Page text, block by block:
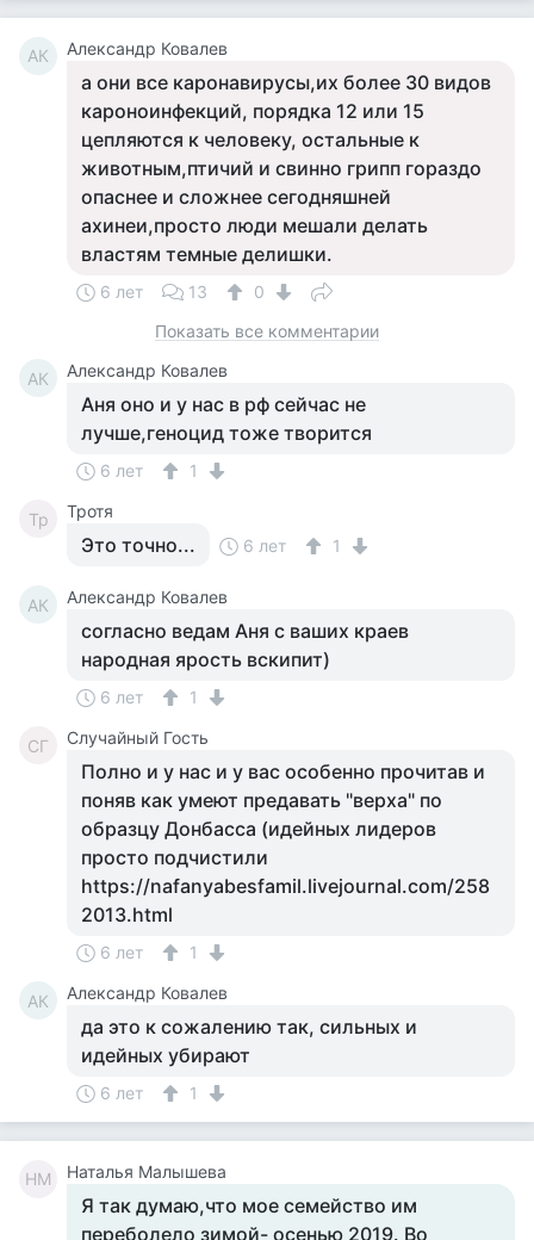
АК Александр Ковалев
а они все каронавирусы,их более 30 видов
кароноинфекций, порядка 12 или 15
цепляются к человеку, остальные к
животным,птичий и свинно грипп гораздо
опаснее и сложнее сегодняшней
ахинеи,просто люди мешали делать
властям темные делишки.
6 лет 13
0
Показать все комментарии
АК Александр Ковалев
Аня оно и у нас в рф сейчас не
лучше,геноцид тоже творится
6 лет 1
Тр Тротя
Это точно... 6 лет 1
АК Александр Ковалев
согласно ведам Аня с ваших краев
народная ярость вскипит)
6 лет 1
СГ Случайный Гость
Полно и у нас и у вас особенно прочитав и
поняв как умеют предавать "верха" по
образцу Донбасса (идейных лидеров
просто подчистили
https://nafanyabesfamil.livejournal.com/258
2013.html
6 лет 1
АК Александр Ковалев
да это к сожалению так, сильных и
идейных убирают
6 лет 1
НМ Наталья Малышева
Я так думаю,что мое семейство им
переболело зимой- осенью 2019. Во